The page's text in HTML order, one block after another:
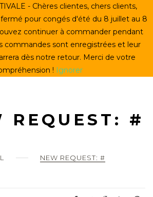
NEW REQUEST: #
REQUEST: #
- Chères clientes, chers clients,
fermé pour congés d'été du 8 juillet au 8
continuer à commander pendant
commandes sont enregistrées et leur
dès notre retour. Merci de votre
! Ignorer